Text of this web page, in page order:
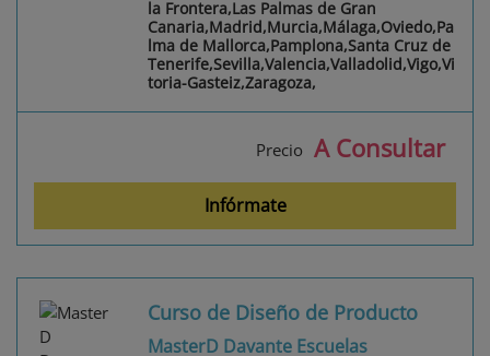
la Frontera,Las Palmas de Gran
Canaria,Madrid,Murcia,Málaga,Oviedo,Pa
lma de Mallorca,Pamplona,Santa Cruz de
Tenerife,Sevilla,Valencia,Valladolid,Vigo,Vi
toria-Gasteiz,Zaragoza,
Precio A Consultar
Infórmate
Curso de Diseño de Producto
MasterD Davante Escuelas